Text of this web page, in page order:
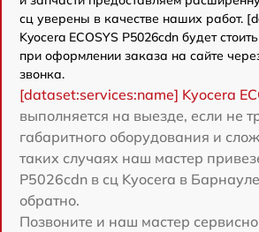
сц уверены в качестве наших работ.
Kyocera ECOSYS P5026cdn будет
при оформлении заказа на сайте
звонка.
[dataset:services:name] Kyocera
выполняется на выезде, если не
габаритного оборудования и
таких случаях наш мастер
P5026cdn в сц Kyocera в
обратно.
Позвоните и наш мастер